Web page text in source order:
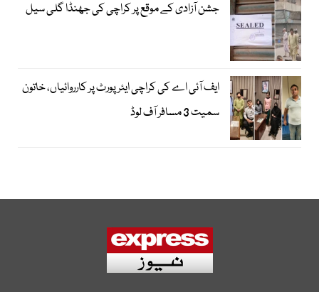
جشن آزادی کے موقع پر کراچی کی جھنڈا گلی سیل
ایف آئی اے کی کراچی ایئرپورٹ پر کارروائیاں، خاتون
سمیت 3 مسافر آف لوڈ